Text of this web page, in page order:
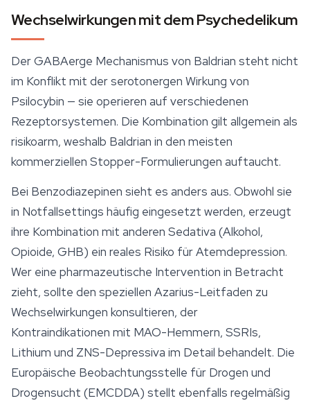
Wechselwirkungen mit dem Psychedelikum
Der GABAerge Mechanismus von Baldrian steht nicht
im Konflikt mit der serotonergen Wirkung von
Psilocybin — sie operieren auf verschiedenen
Rezeptorsystemen. Die Kombination gilt allgemein als
risikoarm, weshalb Baldrian in den meisten
kommerziellen Stopper-Formulierungen auftaucht.
Bei Benzodiazepinen sieht es anders aus. Obwohl sie
in Notfallsettings häufig eingesetzt werden, erzeugt
ihre Kombination mit anderen Sedativa (Alkohol,
Opioide, GHB) ein reales Risiko für Atemdepression.
Wer eine pharmazeutische Intervention in Betracht
zieht, sollte den speziellen Azarius-Leitfaden zu
Wechselwirkungen konsultieren, der
Kontraindikationen mit MAO-Hemmern, SSRIs,
Lithium und ZNS-Depressiva im Detail behandelt. Die
Europäische Beobachtungsstelle für Drogen und
Drogensucht (EMCDDA) stellt ebenfalls regelmäßig